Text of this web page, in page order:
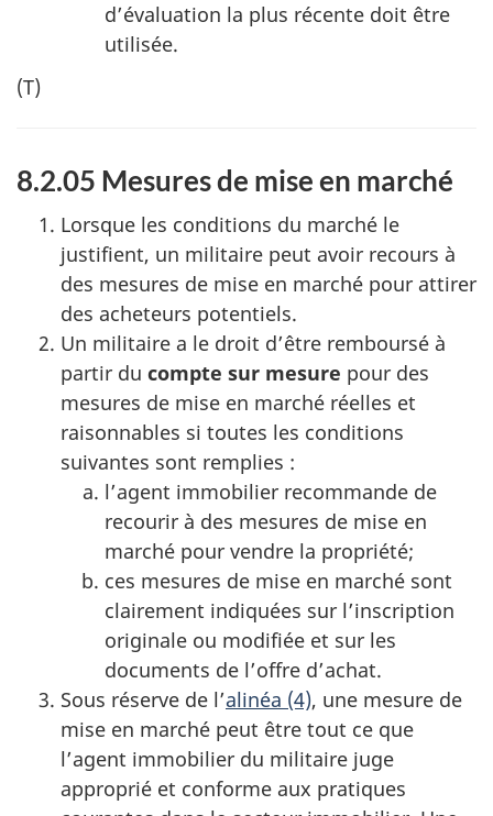
d’évaluation la plus récente doit être
utilisée.
(T)
8.2.05 Mesures de mise en marché
Lorsque les conditions du marché le
justifient, un militaire peut avoir recours à
des mesures de mise en marché pour attirer
des acheteurs potentiels.
Un militaire a le droit d’être remboursé à
partir du compte sur mesure pour des
mesures de mise en marché réelles et
raisonnables si toutes les conditions
suivantes sont remplies :
l’agent immobilier recommande de
recourir à des mesures de mise en
marché pour vendre la propriété;
ces mesures de mise en marché sont
clairement indiquées sur l’inscription
originale ou modifiée et sur les
documents de l’offre d’achat.
Sous réserve de l’alinéa (4), une mesure de
mise en marché peut être tout ce que
l’agent immobilier du militaire juge
approprié et conforme aux pratiques